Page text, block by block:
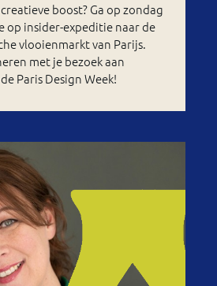
boost? Ga op zondag
op insider-expeditie naar de
vlooienmarkt van Parijs.
met je bezoek aan
Paris Design Week!